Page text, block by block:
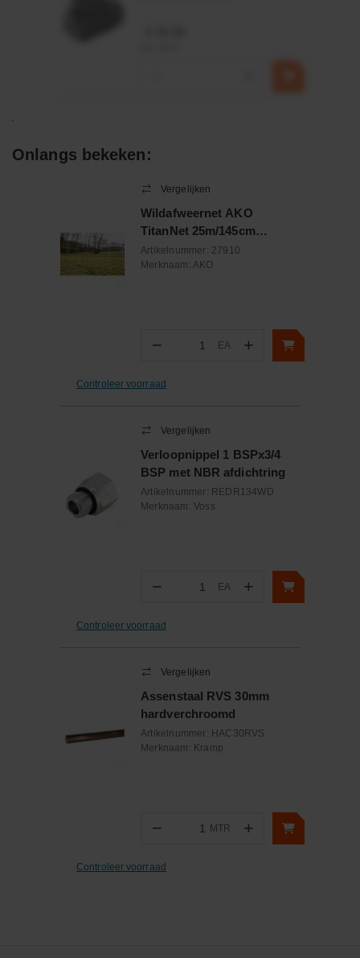
Onlangs bekeken:
Vergelijken
Wildafweernet AKO
TitanNet 25m/145cm
dubbele punt
Artikelnummer: 27910
Merknaam: AKO
− Aantal
EA +
Controleer voorraad
Vergelijken
Verloopnippel 1 BSPx3/4
BSP met NBR afdichtring
Artikelnummer: REDR134WD
Merknaam: Voss
− Aantal
EA +
Controleer voorraad
Vergelijken
Assenstaal RVS 30mm
hardverchroomd
Artikelnummer: HAC30RVS
Merknaam: Kramp
− Aantal
MTR +
Controleer voorraad